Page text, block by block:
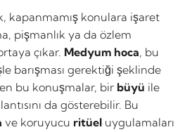
kapanmamış konulara işaret
pişmanlık ya da özlem
çıkar. Medyum hoca, bu
barışması gerektiği şeklinde
bu konuşmalar, bir büyü ile
da gösterebilir. Bu
ve koruyucu ritüel uygulamaları